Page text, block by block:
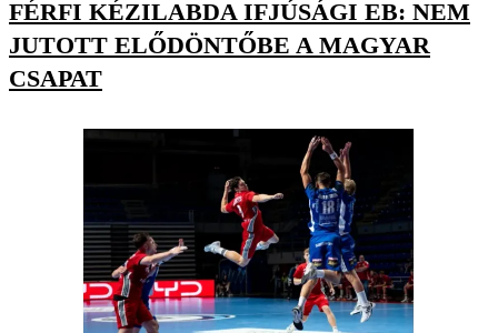
FÉRFI KÉZILABDA IFJÚSÁGI EB: NEM
JUTOTT ELŐDÖNTŐBE A MAGYAR
CSAPAT